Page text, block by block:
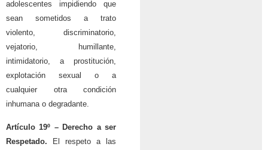
adolescentes impidiendo que
sean sometidos a trato
violento, discriminatorio,
vejatorio, humillante,
intimidatorio, a prostitución,
explotación sexual o a
cualquier otra condición
inhumana o degradante.
Artículo 19º – Derecho a ser
Respetado. El respeto a las